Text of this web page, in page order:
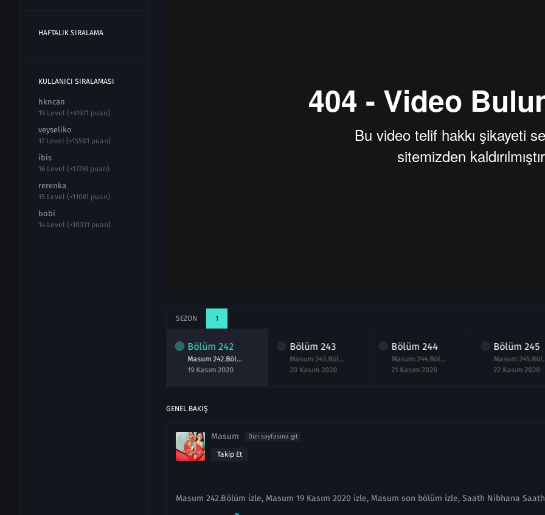
HAFTALIK SIRALAMA
KULLANICI SIRALAMASI
hkncan
19 Level (+41971 puan)
veyseliko
17 Level (+15581 puan)
ibis
16 Level (+13761 puan)
rerenka
15 Level (+11061 puan)
bobi
14 Level (+10311 puan)
SEZON 1
Bölüm242
Masum 242.Bölüm izle 19 Kasım 2020
19 Kasım 2020
Bölüm243
Masum 243.Bölüm izle 20 Kasım 2020
20 Kasım 2020
Bölüm244
Masum 244.Bölüm izle 21 Kasım 2020
21 Kasım 2020
Bölüm245
Masum
22 Kasım 2020
GENEL BAKIŞ
Masum Dizi sayfasına git
Takip Et
Masum 242.Bölüm izle, Masum 19 Kasım 2020 izle, Masum son bölüm izle, Saath Nibhana